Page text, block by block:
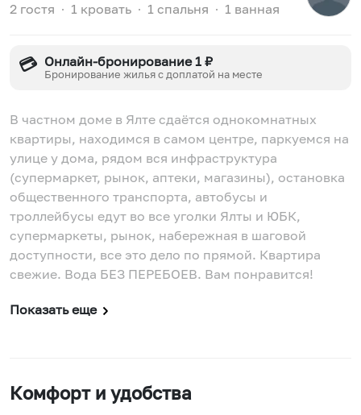
2 гостя ∙ 1 кровать ∙ 1 спальня ∙ 1 ванная
💳 Онлайн-бронирование 1 ₽
Бронирование жилья с доплатой на месте
В частном доме в Ялте сдаётся однокомнатных
квартиры, находимся в самом центре, паркуемся на
улице у дома, рядом вся инфраструктура
(супермаркет, рынок, аптеки, магазины), остановка
общественного транспорта, автобусы и
троллейбусы едут во все уголки Ялты и ЮБК,
супермаркеты, рынок, набережная в шаговой
доступности, все это дело по прямой. Квартира
свежие. Вода БЕЗ ПЕРЕБОЕВ. Вам понравится!
Показать еще
Комфорт и удобства